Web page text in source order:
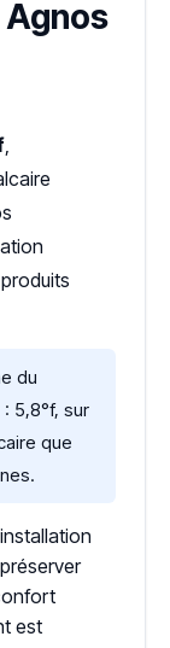
,
du
5,8°f, sur
que
est